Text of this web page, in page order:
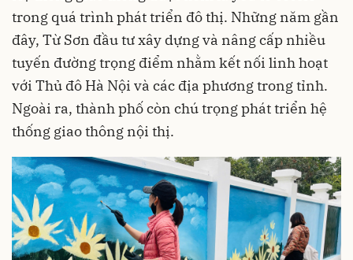
trong quá trình phát triển đô thị. Những năm gần
đây, Từ Sơn đầu tư xây dựng và nâng cấp nhiều
tuyến đường trọng điểm nhằm kết nối linh hoạt
với Thủ đô Hà Nội và các địa phương trong tỉnh.
Ngoài ra, thành phố còn chú trọng phát triển hệ
thống giao thông nội thị.